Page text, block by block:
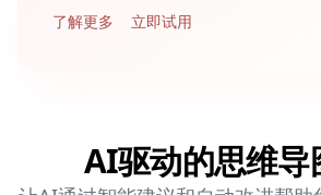
了解更多 立即试用
AI驱动的思维导